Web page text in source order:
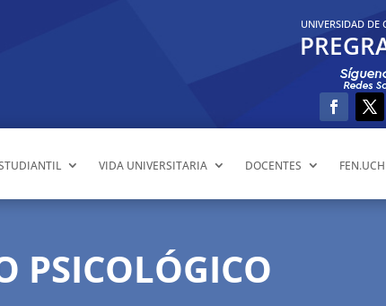
UNIVERSIDAD DE
VIDA UNIVERSITARIA DOCENTES
PSICOLÓGICO